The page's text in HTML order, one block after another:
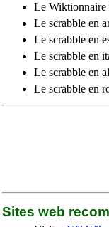
Le Wiktionnaire
Le scrabble en
Le scrabble en
Le scrabble en
Le scrabble en
Le scrabble en
Sites web